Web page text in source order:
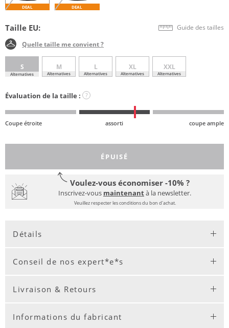
DEAL DEAL
Taille EU: Guide des tailles
Quelle taille me convient ?
S
Alternatives
M
Alternatives
L
Alternatives
XL
Alternatives
XXL
Alternatives
Évaluation de la taille : ?
Coupe étroite assorti coupe ample
ÉPUISÉ
Voulez-vous économiser -10% ?
Inscrivez-vous maintenantà la newsletter.
Veuillez respecter les conditions du bon d'achat.
Détails
Conseil de nos expert*e*s
Livraison & Retours
Informations du fabricant